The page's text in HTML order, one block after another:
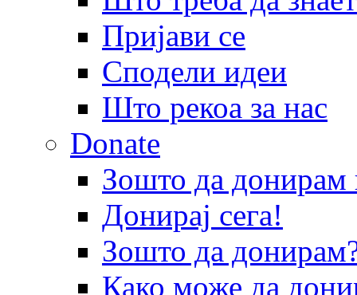
Пријави се
Сподели идеи
Што рекоа за нас
Donate
Зошто да
Донирај сега!
Зошто да
Како може да